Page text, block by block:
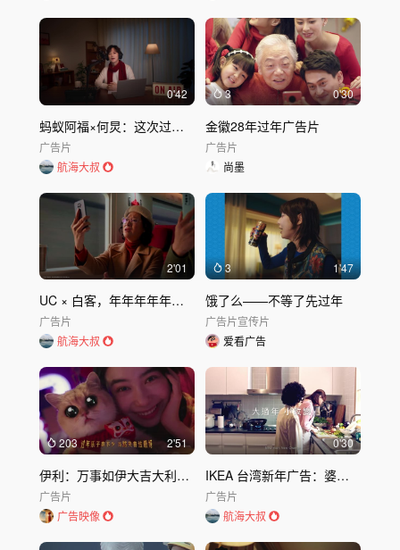
0'42
蚂蚁阿福×何炅：这次过年，带个朋友回家
广告片
航海大叔
3 0'30
金徽28年过年广告片
广告片
尚墨
2'01
UC × 白客，年年年年年味不停
广告片
航海大叔
3 1'47
饿了么——不等了先过年
广告片宣传片
爱看广告
203 2'51
伊利：万事如伊大吉大利，哈哈过春节
广告片
广告映像
0'30
IKEA 台湾新年广告：婆媳篇
广告片
航海大叔